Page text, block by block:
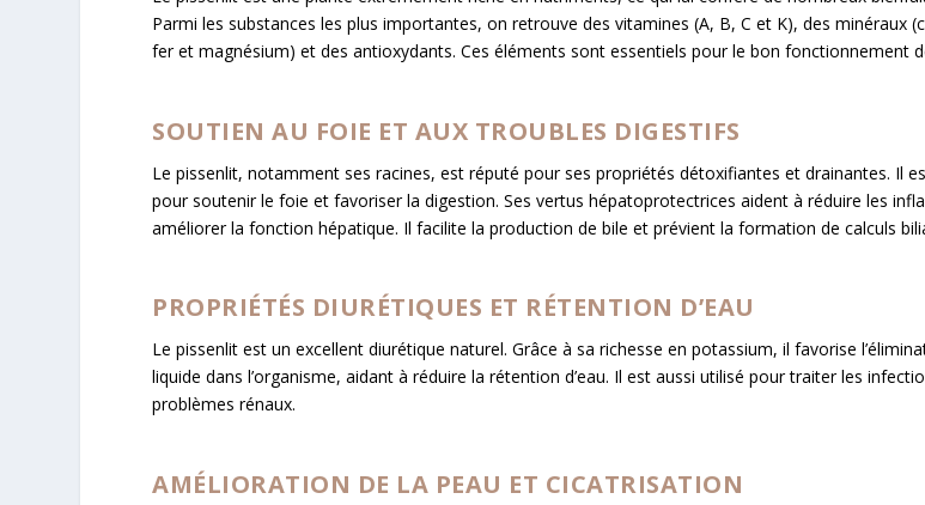
Parmi les substances les plus importantes, on retrouve des vitamines (A, B, C et K), des minéraux
fer et magnésium) et des antioxydants. Ces éléments sont essentiels pour le bon fonctionnement
SOUTIEN AU FOIE ET AUX TROUBLES DIGESTIFS
Le pissenlit, notamment ses racines, est réputé pour ses propriétés détoxifiantes et drainantes. Il
pour soutenir le foie et favoriser la digestion. Ses vertus hépatoprotectrices aident à réduire les
améliorer la fonction hépatique. Il facilite la production de bile et prévient la formation de calculs
PROPRIÉTÉS DIURÉTIQUES ET RÉTENTION D’EAU
Le pissenlit est un excellent diurétique naturel. Grâce à sa richesse en potassium, il favorise
liquide dans l’organisme, aidant à réduire la rétention d’eau. Il est aussi utilisé pour traiter les
problèmes rénaux.
AMÉLIORATION DE LA PEAU ET CICATRISATION